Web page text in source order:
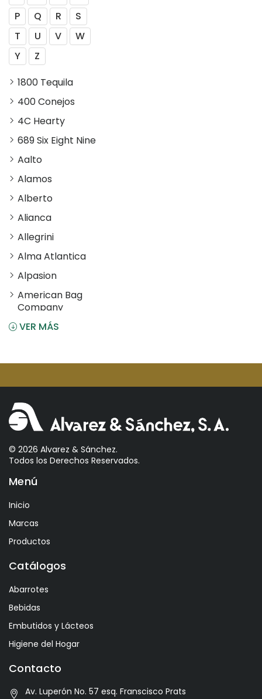
P
Q R
S
T
U V
W
Y
Z
1800 Tequila
400 Conejos
4C Hearty
689 Six Eight Nine
Aalto
Alamos
Alberto
Alianca
Allegrini
Alma Atlantica
Alpasion
American Bag
Company
Angostura
Aperol
Arcos
Areparepa
Argensun
Astrales
Avelina
Ayala
Azevedo
Bacalarico
Badia
Best Maid
Bitburger
VER MÁS
© 2026 Alvarez & Sánchez.
Todos los Derechos Reservados.
Menú
Inicio
Marcas
Productos
Catálogos
Abarrotes
Bebidas
Embutidos y Lácteos
Higiene del Hogar
Contacto
Av. Luperón No. 57 esq. Franscisco Prats